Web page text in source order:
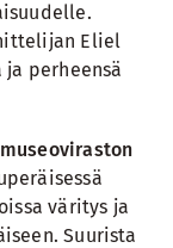
Eliel
perheensä
väritys ja
Suurista